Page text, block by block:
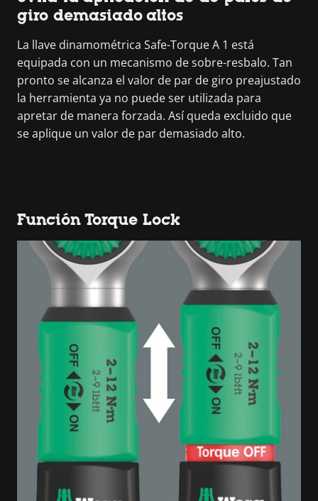
giro demasiado altos
La llave dinamométrica Safe-Torque A 1 está
equipada con un mecanismo de sobre-resbalo. Tan
pronto se alcanza el valor de par de giro preajustado
la herramienta ya no puede ser utilizada para
apretar de manera forzada. Así queda excluido que
se aplique un valor de par demasiado alto.
Función Torque Lock